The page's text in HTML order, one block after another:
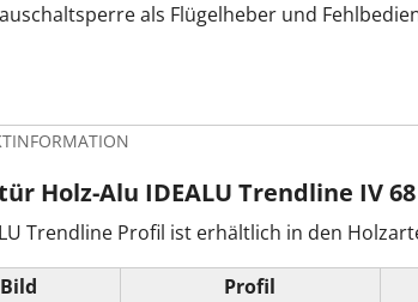
als Flügelheber und
Holz-Alu IDEALU Trendline IV 68
Trendline Profil ist erhältlich in den
Bild
Profil